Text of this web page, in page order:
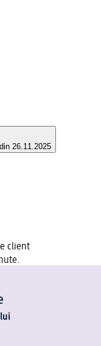
26.11.2025
client